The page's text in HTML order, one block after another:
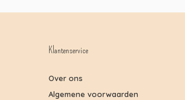
Klantenservice
Over ons
Algemene voorwaarden